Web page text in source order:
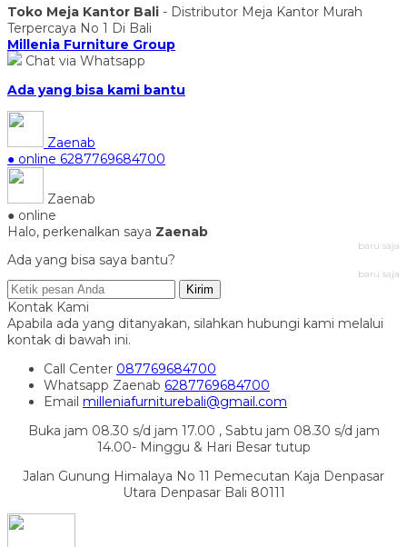
Toko Meja Kantor Bali - Distributor Meja Kantor Murah
Terpercaya No 1 Di Bali
Millenia Furniture Group
Chat via Whatsapp
Ada yang bisa kami bantu
Zaenab
● online 6287769684700
Zaenab
● online
Halo, perkenalkan saya Zaenab
baru saja
Ada yang bisa saya bantu?
baru saja
Kirim
Kontak Kami
Apabila ada yang ditanyakan, silahkan hubungi kami melalui
kontak di bawah ini.
Call Center 087769684700
Whatsapp Zaenab 6287769684700
Email milleniafurniturebali@gmail.com
Buka jam 08.30 s/d jam 17.00 , Sabtu jam 08.30 s/d jam
14.00- Minggu & Hari Besar tutup
Jalan Gunung Himalaya No 11 Pemecutan Kaja Denpasar
Utara Denpasar Bali 80111